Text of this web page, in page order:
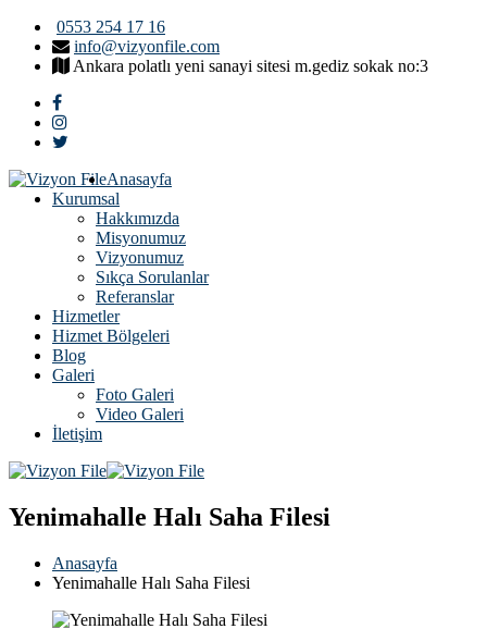
0553 254 17 16
info@vizyonfile.com
Ankara polatlı yeni sanayi sitesi m.gediz sokak no:3
Anasayfa
Kurumsal
Hakkımızda
Misyonumuz
Vizyonumuz
Sıkça Sorulanlar
Referanslar
Hizmetler
Hizmet Bölgeleri
Blog
Galeri
Foto Galeri
Video Galeri
İletişim
Yenimahalle Halı Saha Filesi
Anasayfa
Yenimahalle Halı Saha Filesi